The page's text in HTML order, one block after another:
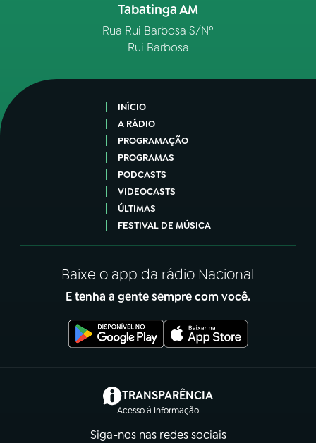
Tabatinga AM
Rua Rui Barbosa S/Nº
Rui Barbosa
INÍCIO
A RÁDIO
PROGRAMAÇÃO
PROGRAMAS
PODCASTS
VIDEOCASTS
ÚLTIMAS
FESTIVAL DE MÚSICA
Baixe o app da rádio Nacional
E tenha a gente sempre com você.
TRANSPARÊNCIA
Acesso à Informação
(abre em nova aba)
Siga-nos nas redes sociais